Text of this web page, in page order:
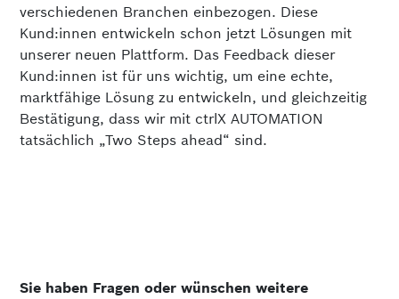
verschiedenen Branchen einbezogen. Diese
Kund:innen entwickeln schon jetzt Lösungen mit
unserer neuen Plattform. Das Feedback dieser
Kund:innen ist für uns wichtig, um eine echte,
marktfähige Lösung zu entwickeln, und gleichzeitig
Bestätigung, dass wir mit ctrlX AUTOMATION
tatsächlich „Two Steps ahead“ sind.
Sie haben Fragen oder wünschen weitere